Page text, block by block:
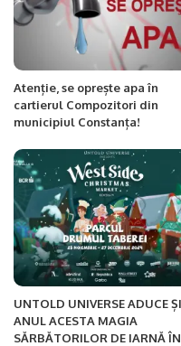
Atenție, se oprește apa în
cartierul Compozitori din
municipiul Constanța!
UNTOLD UNIVERSE ADUCE ȘI
ANUL ACESTA MAGIA
SĂRBĂTORILOR DE IARNĂ ÎN